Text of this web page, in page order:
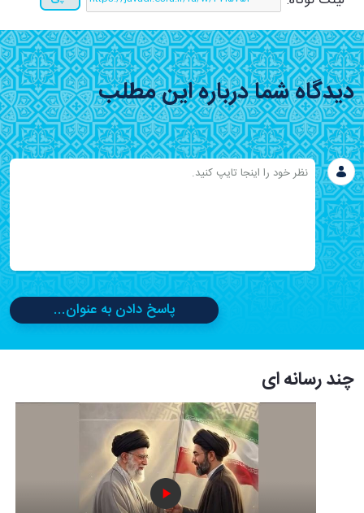
دیدگاه شما درباره این مطلب
پاسخ دادن به عنوان...
چند رسانه ای